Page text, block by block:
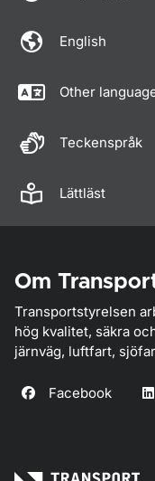
English
Other
Teckenspråk
Lättläst
Om
Transportstyrelsen
hög kvalitet, säkra
järnväg, luftfart,
Facebook